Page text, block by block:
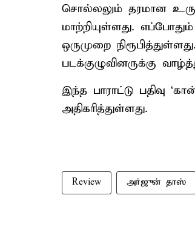
சொல்லலும் தரமான
மாற்றியுள்ளது.
ஒருமுறை
படக்குழுவினருக்கு
இந்த பாராட்டு பதிவு
அதிகரித்துள்ளது.
Review அர்ஜுன் தாஸ்